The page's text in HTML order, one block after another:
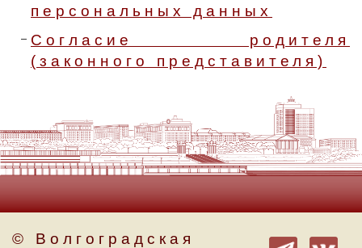
персональных данных
Согласие родителя
(законного представителя)
© Волгоградская